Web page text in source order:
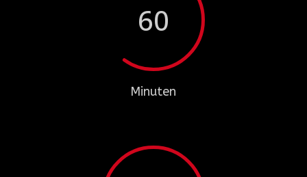
60
Minuten